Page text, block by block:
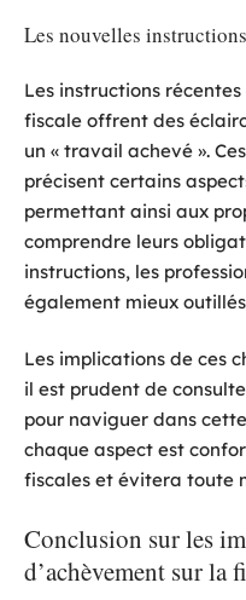
Les nouvelles
Les instructions
fiscale offrent des
un « travail achevé ».
précisent certains
permettant ainsi aux
comprendre leurs
instructions, les
également mieux
Les implications de ces
il est prudent de
pour naviguer dans
chaque aspect est
fiscales et évitera toute
Conclusion sur les
d’achèvement sur